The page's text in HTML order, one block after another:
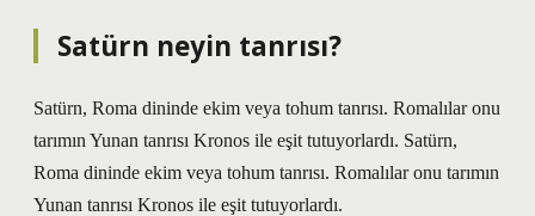
Satürn neyin tanrısı?
Satürn, Roma dininde ekim veya tohum tanrısı. Romalılar onu
tarımın Yunan tanrısı Kronos ile eşit tutuyorlardı. Satürn,
Roma dininde ekim veya tohum tanrısı. Romalılar onu tarımın
Yunan tanrısı Kronos ile eşit tutuyorlardı.